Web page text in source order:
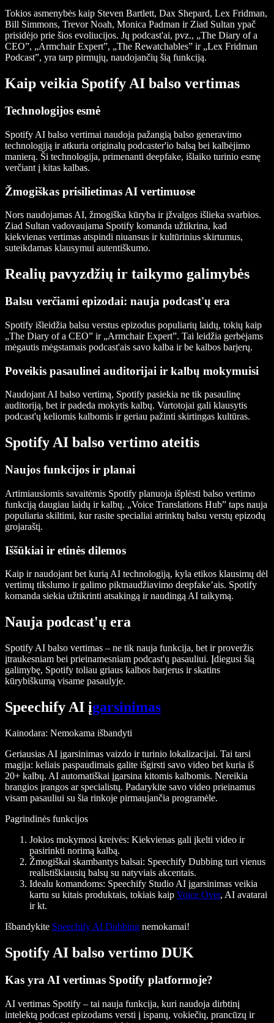
Tokios asmenybės kaip Steven Bartlett, Dax Shepard, Lex Fridman,
Bill Simmons, Trevor Noah, Monica Padman ir Ziad Sultan ypač
prisidėjo prie šios evoliucijos. Jų podcast'ai, pvz., „The Diary of a
CEO”, „Armchair Expert”, „The Rewatchables” ir „Lex Fridman
Podcast”, yra tarp pirmųjų, naudojančių šią funkciją.
Kaip veikia Spotify AI balso vertimas
Technologijos esmė
Spotify AI balso vertimai naudoja pažangią balso generavimo
technologiją ir atkuria originalų podcaster'io balsą bei kalbėjimo
manierą. Ši technologija, primenanti deepfake, išlaiko turinio esmę
verčiant į kitas kalbas.
Žmogiškas prisilietimas AI vertimuose
Nors naudojamas AI, žmogiška kūryba ir įžvalgos išlieka svarbios.
Ziad Sultan vadovaujama Spotify komanda užtikrina, kad
kiekvienas vertimas atspindi niuansus ir kultūrinius skirtumus,
suteikdamas klausymui autentiškumo.
Realių pavyzdžių ir taikymo galimybės
Balsu verčiami epizodai: nauja podcast'ų era
Spotify išleidžia balsu verstus epizodus populiarių laidų, tokių kaip
„The Diary of a CEO” ir „Armchair Expert”. Tai leidžia gerbėjams
mėgautis mėgstamais podcast'ais savo kalba ir be kalbos barjerų.
Poveikis pasaulinei auditorijai ir kalbų mokymuisi
Naudojant AI balso vertimą, Spotify pasiekia ne tik pasaulinę
auditoriją, bet ir padeda mokytis kalbų. Vartotojai gali klausytis
podcast'ų keliomis kalbomis ir geriau pažinti skirtingas kultūras.
Spotify AI balso vertimo ateitis
Naujos funkcijos ir planai
Artimiausiomis savaitėmis Spotify planuoja išplėsti balso vertimo
funkciją daugiau laidų ir kalbų. „Voice Translations Hub” taps nauja
populiaria skiltimi, kur rasite specialiai atrinktų balsu verstų epizodų
grojaraštį.
Iššūkiai ir etinės dilemos
Kaip ir naudojant bet kurią AI technologiją, kyla etikos klausimų dėl
vertimų tikslumo ir galimo piktnaudžiavimo deepfake’ais. Spotify
komanda siekia užtikrinti atsakingą ir naudingą AI taikymą.
Nauja podcast'ų era
Spotify AI balso vertimas – ne tik nauja funkcija, bet ir proveržis
įtraukesniam bei prieinamesniam podcast'ų pasauliui. Įdiegusi šią
galimybę, Spotify toliau griaus kalbos barjerus ir skatins
kūrybiškumą visame pasaulyje.
Speechify AI įgarsinimas
Kainodara: Nemokama išbandyti
Geriausias AI įgarsinimas vaizdo ir turinio lokalizacijai. Tai tarsi
magija: keliais paspaudimais galite išgirsti savo video bet kuria iš
20+ kalbų. AI automatiškai įgarsina kitomis kalbomis. Nereikia
brangios įrangos ar specialistų. Padarykite savo video prieinamus
visam pasauliui su šia rinkoje pirmaujančia programėle.
Pagrindinės funkcijos
Jokios mokymosi kreivės: Kiekvienas gali įkelti video ir
pasirinkti norimą kalbą.
Žmogiškai skambantys balsai: Speechify Dubbing turi vienus
realistiškiausių balsų su natyviais akcentais.
Idealu komandoms: Speechify Studio AI įgarsinimas veikia
kartu su kitais produktais, tokiais kaip Voice Over, AI avatarai
ir kt.
Išbandykite Speechify AI Dubbing nemokamai!
Spotify AI balso vertimo DUK
Kas yra AI vertimas Spotify platformoje?
AI vertimas Spotify – tai nauja funkcija, kuri naudoja dirbtinį
intelektą podcast epizodams versti į ispanų, vokiečių, prancūzų ir